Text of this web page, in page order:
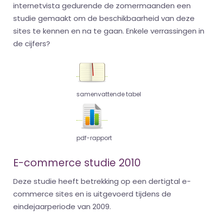
internetvista gedurende de zomermaanden een
studie gemaakt om de beschikbaarheid van deze
sites te kennen en na te gaan. Enkele verrassingen in
de cijfers?
samenvattende tabel
pdf-rapport
E-commerce studie 2010
Deze studie heeft betrekking op een dertigtal e-
commerce sites en is uitgevoerd tijdens de
eindejaarperiode van 2009.